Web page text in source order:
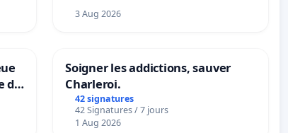
3 Aug 2026
de
Soigner les addictions, sauver
Charleroi.
42 signatures
42 Signatures / 7 jours
1 Aug 2026